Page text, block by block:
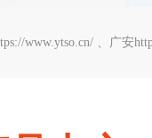
www.ytso.cn/ 广安